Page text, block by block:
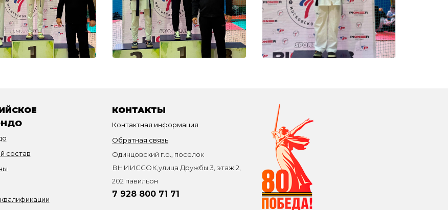
состав
КОНТАКТЫ
Контактная информация
Обратная связь
Одинцовский г.о., поселок
ВНИИССОК,улица Дружбы 3, этаж 2,
202 павильон
7 928 800 71 71